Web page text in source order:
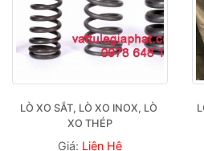
LÒ XO SẮT, LÒ XO INOX, LÒ
XO THÉP
Giá: Liên Hệ